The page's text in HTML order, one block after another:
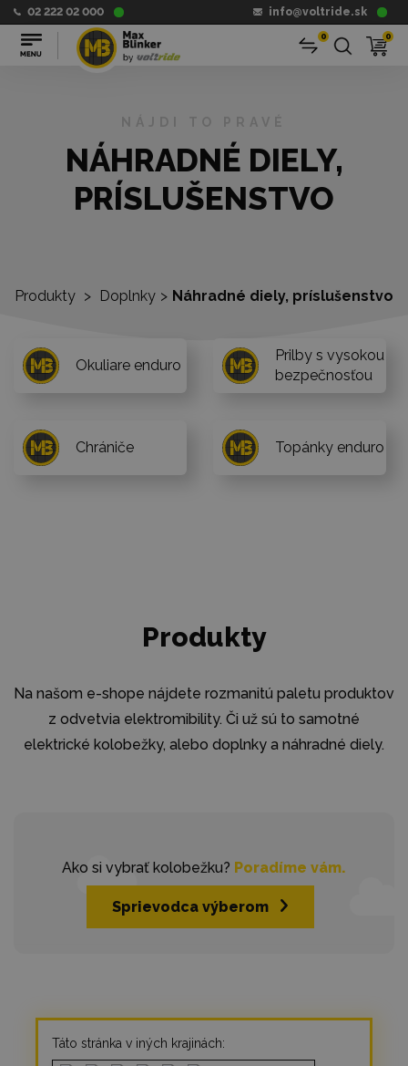
02 222 02 000 info@voltride.sk
0 0
Produkty > Doplnky > Náhradné diely, príslušenstvo
NÁHRADNÉ DIELY,
PRÍSLUŠENSTVO
Okuliare enduro
Prilby s vysokou
bezpečnosťou
Chrániče Topánky enduro
Produkty
Na našom e-shope nájdete rozmanitú paletu produktov
z odvetvia elektromibility. Či už sú to samotné
elektrické kolobežky, alebo doplnky a náhradné diely.
Ako si vybrať kolobežku? Poradíme vám.
Sprievodca výberom
Táto stránka v iných krajinách: